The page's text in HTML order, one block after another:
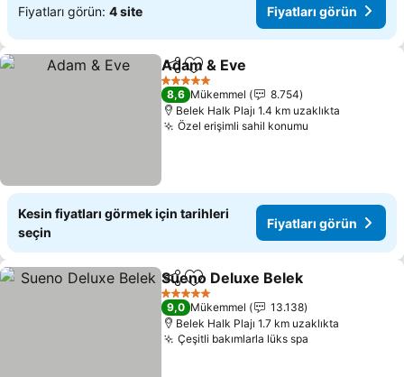
Fiyatları görün: 4 site Fiyatları görün
PaylaşFavorilerime ekle
Adam & Eve
5 Yıldız
8,6 Mükemmel
8.754
Belek Halk Plajı 1.4 km uzaklıkta
Özel erişimli sahil konumu
Kesin fiyatları görmek için tarihleri
seçin
Fiyatları görün
PaylaşFavorilerime ekle
Sueno Deluxe Belek
5 Yıldız
9,0 Mükemmel
13.138
Belek Halk Plajı 1.7 km uzaklıkta
Çeşitli bakımlarla lüks spa